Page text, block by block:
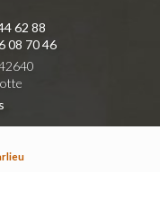
62 88
08 70 46